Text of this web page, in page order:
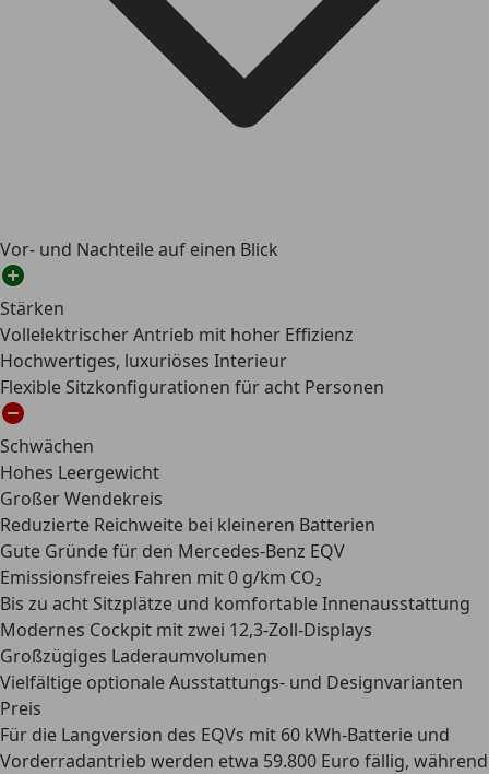
Vor- und Nachteile auf einen Blick
Stärken
Vollelektrischer Antrieb mit hoher Effizienz
Hochwertiges, luxuriöses Interieur
Flexible Sitzkonfigurationen für acht Personen
Schwächen
Hohes Leergewicht
Großer Wendekreis
Reduzierte Reichweite bei kleineren Batterien
Gute Gründe für den Mercedes-Benz EQV
Emissionsfreies Fahren mit 0 g/km CO₂
Bis zu acht Sitzplätze und komfortable Innenausstattung
Modernes Cockpit mit zwei 12,3-Zoll-Displays
Großzügiges Laderaumvolumen
Vielfältige optionale Ausstattungs- und Designvarianten
Preis
Für die Langversion des EQVs mit 60 kWh-Batterie und
Vorderradantrieb werden etwa 59.800 Euro fällig, während